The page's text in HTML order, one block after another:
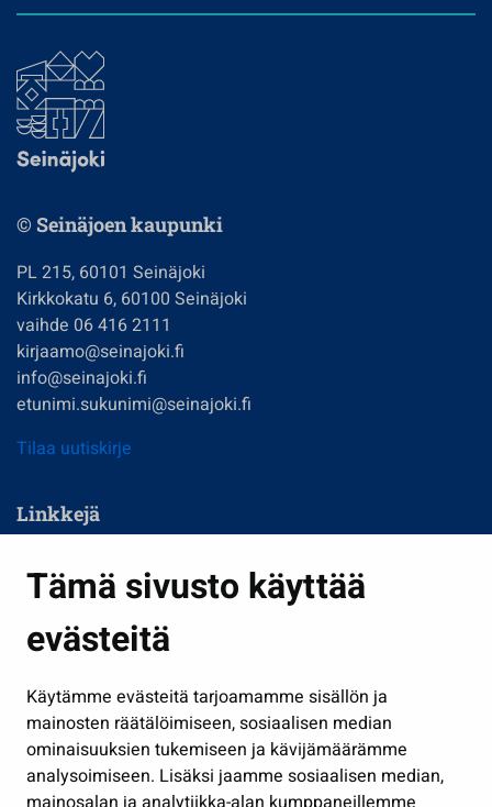
Tämä sivusto käyttää
evästeitä
Käytämme evästeitä tarjoamamme sisällön ja
mainosten räätälöimiseen, sosiaalisen median
ominaisuuksien tukemiseen ja kävijämäärämme
analysoimiseen. Lisäksi jaamme sosiaalisen median,
© Seinäjoen kaupunki
PL 215, 60101 Seinäjoki
Kirkkokatu 6, 60100 Seinäjoki
vaihde 06 416 2111
kirjaamo@seinajoki.fi
info@seinajoki.fi
etunimi.sukunimi@seinajoki.fi
Tilaa uutiskirje
Linkkejä
Kasvatus ja opetus
Kulttuuri ja liikunta
Työ ja yrittäminen
Osallistu ja asioi
Näytä omat evästeasetukseni